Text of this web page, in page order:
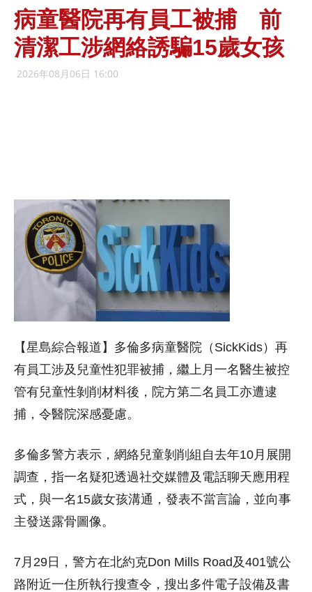
病童醫院再有員工被捕 前
清潔工涉網絡誘騙15歲女孩
2026年08月06日 16:00
【星島綜合報道】多倫多病童醫院（SickKids）再
有員工涉及兒童性犯罪被捕，繼上月一名醫生被控
管有兒童性剝削材料後，院方第二名員工亦遭逮
捕，令醫院深感憂慮。
多倫多警方表示，網絡兒童剝削組自去年10月展開
調查，指一名疑犯透過社交媒體及電話聊天應用程
式，與一名15歲女孩溝通，發表不當言論，並向事
主發送露骨圖像。
7月29日，警方在北約克Don Mills Road及401號公
路附近一住所執行搜查令，搜出多件電子設備及書